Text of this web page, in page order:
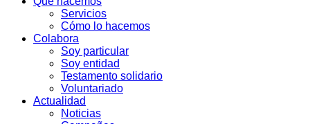
Servicios
Cómo lo hacemos
Colabora
Soy particular
Soy entidad
Testamento solidario
Voluntariado
Actualidad
Noticias